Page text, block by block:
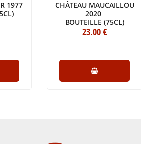
1977
CHÂTEAU MAUCAILLOU
2020
BOUTEILLE (75CL)
23.00€